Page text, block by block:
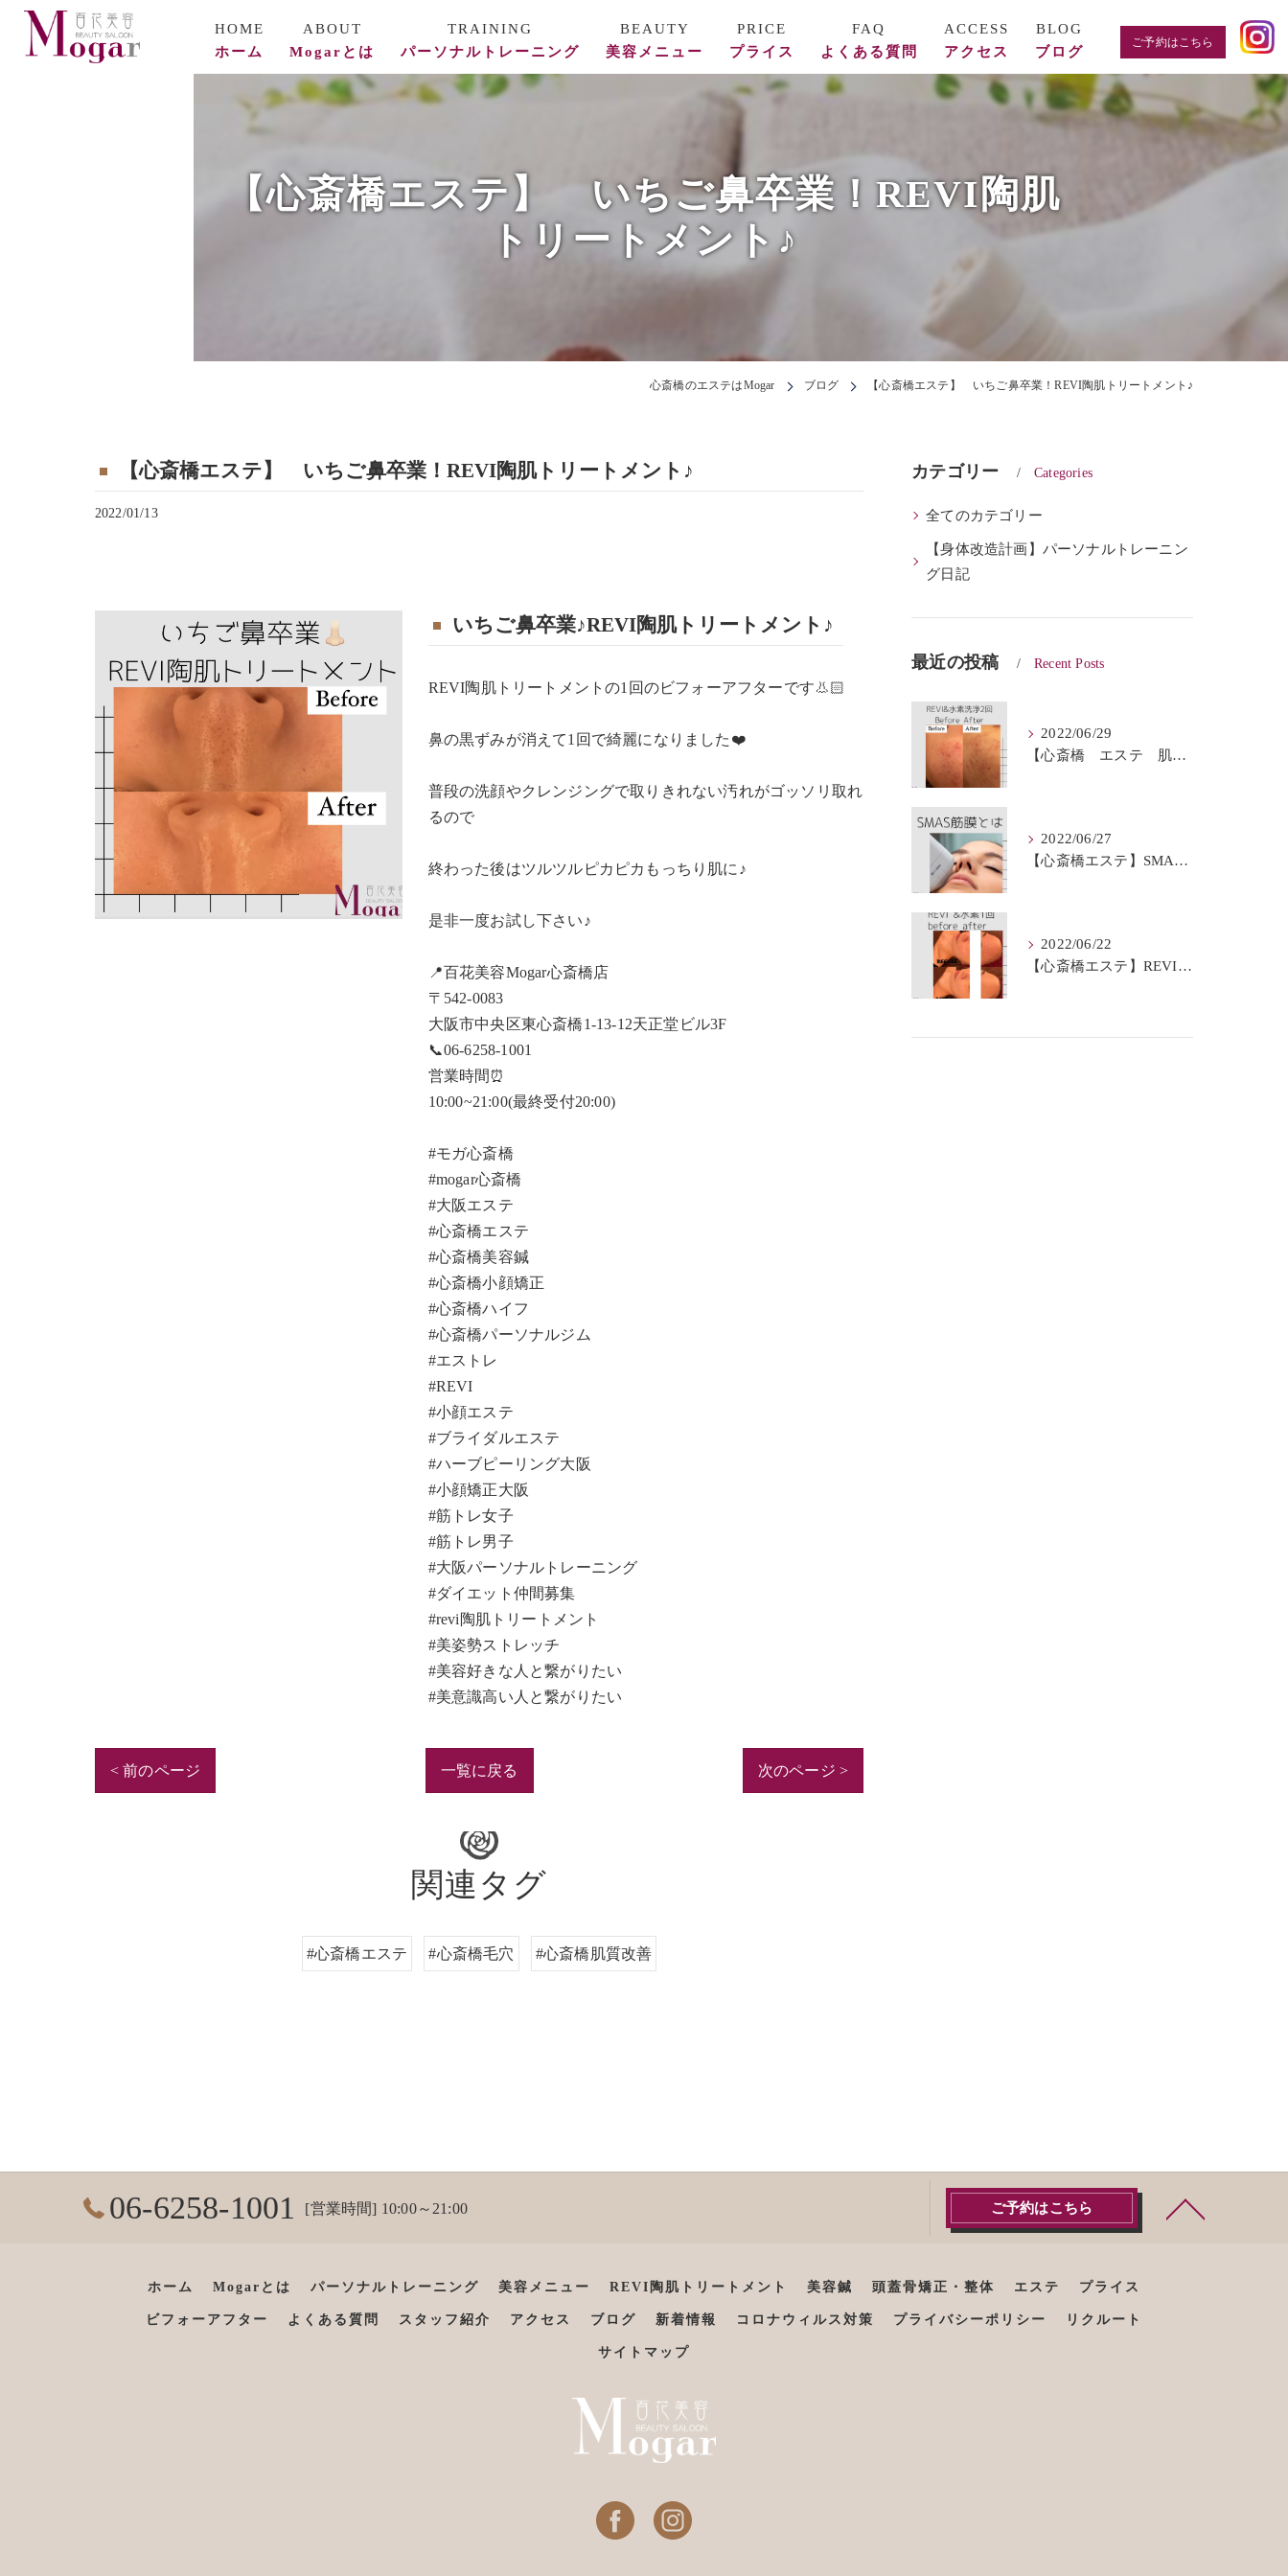
ホーム Mogarとは パーソナルトレーニング 美容メニュー
頭蓋骨矯正・整体
エステ
プライス よくある質問 アクセス ブログ
ご予約はこちら
【心斎橋エステ】 いちご鼻卒業！REVI陶肌
トリートメント♪
心斎橋のエステはMogar ブログ 【心斎橋エステ】 いちご鼻卒業！REVI陶肌トリートメント♪
【心斎橋エステ】 いちご鼻卒業！REVI陶肌トリートメント♪
2022/01/13
いちご鼻卒業♪REVI陶肌トリートメント♪
REVI陶肌トリートメントの1回のビフォーアフターです👃🏻
鼻の黒ずみが消えて1回で綺麗になりました❤️
普段の洗顔やクレンジングで取りきれない汚れがゴッソリ取れ
るので
終わった後はツルツルピカピカもっちり肌に♪
是非一度お試し下さい♪
📍百花美容Mogar心斎橋店
〒542-0083
大阪市中央区東心斎橋1-13-12天正堂ビル3F
📞06-6258-1001
営業時間⏰
10:00~21:00(最終受付20:00)
#モガ心斎橋
#mogar心斎橋
#大阪エステ
#心斎橋エステ
#心斎橋美容鍼
#心斎橋小顔矯正
#心斎橋ハイフ
#心斎橋パーソナルジム
#エストレ
#REVI
#小顔エステ
#ブライダルエステ
#ハーブピーリング大阪
#小顔矯正大阪
#筋トレ女子
#筋トレ男子
#大阪パーソナルトレーニング
#ダイエット仲間募集
#revi陶肌トリートメント
#美姿勢ストレッチ
#美容好きな人と繋がりたい
#美意識高い人と繋がりたい
< 前のページ 一覧に戻る 次のページ >
関連タグ
#心斎橋エステ #心斎橋毛穴 #心斎橋肌質改善
カテゴリー Categories
全てのカテゴリー
【身体改造計画】パーソナルトレーニン
グ日記
最近の投稿 Recent Posts
2022/06/29
【心斎橋 エステ 肌質改善】REVI＆ハイドロフェイシャルBeforeAfter
2022/06/27
【心斎橋エステ】SMAS筋膜とは？
2022/06/22
【心斎橋エステ】REVI＆水素BeforeAfter
06-6258-1001 [営業時間] 10:00～21:00 ご予約はこちら
ホーム Mogarとは パーソナルトレーニング 美容メニュー REVI陶肌トリートメント 美容鍼 頭蓋骨矯正・整体 エステ プライス
ビフォーアフター よくある質問 スタッフ紹介 アクセス ブログ 新着情報 コロナウィルス対策 プライバシーポリシー リクルート
サイトマップ